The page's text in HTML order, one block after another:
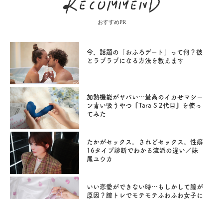
おすすめPR
今、話題の「おふろデート」って何？彼
とラブラブになる方法を教えます
加熱機能がヤバい…最高のイカせマシー
ン青い吸うやつ『Tara S 2代目』を使っ
てみた
たかがセックス。されどセックス。性癖
16タイプ診断でわかる流派の違い／妹
尾ユウカ
いい恋愛ができない時…もしかして膣が
原因？膣トレでモテモテふわふわ女子に